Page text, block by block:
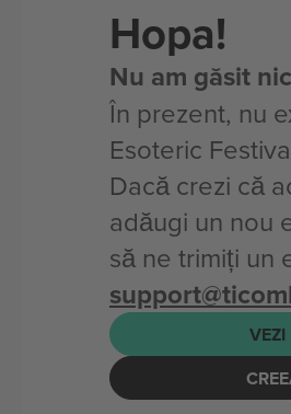
Hopa!
Nu am găsit
În prezent, nu
Esoteric
Dacă crezi că
adăugi un nou
să ne trimiți un
VEZI